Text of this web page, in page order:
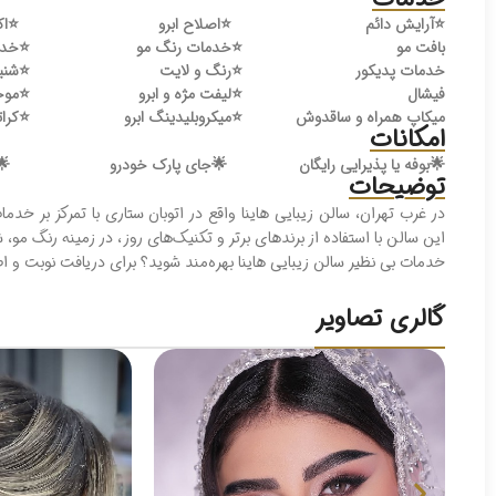
⭐️آرایش دائم ⭐️اصلاح ابرو ⭐️
بافت مو
⭐️خدمات رنگ مو ⭐️
خدمات پدیکور
⭐️رنگ و لایت ⭐️
فیشال
⭐️لیفت مژه و ابرو ⭐️
میکاپ همراه و ساقدوش
⭐️میکروبلیدینگ ابرو ⭐️
امکانات
🌟بوفه یا پذیرایی رایگان 🌟جای پارک خودرو
توضیحات
در غرب تهران، سالن زیبایی هاینا واقع در اتوبان ستاری با تمرکز بر
این سالن با استفاده از برندهای برتر و تکنیک‌های روز، در زمینه
خدمات بی نظیر سالن زیبایی هاینا بهره‌مند شوید؟ برای دریافت نوبت
گالری تصاویر